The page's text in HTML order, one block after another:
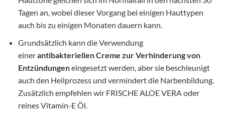
Tagen an, wobei dieser Vorgang bei einigen Hauttypen
auch bis zu einigen Monaten dauern kann.
Grundsätzlich kann die Verwendung
einerantibakteriellen Creme zur Verhinderung von
Entzündungeneingesetzt werden, aber sie beschleunigt
auch den Heilprozess und vermindert die Narbenbildung.
Zusätzlich empfehlen wir FRISCHE ALOE VERA oder
reines Vitamin-E Öl.